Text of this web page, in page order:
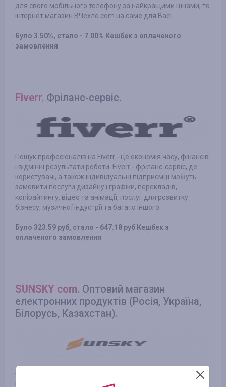
для свого мобільного телефону за найкращими цінами, то
інтернет магазин ВЧехле com ua саме для Вас!
Було 3.50%, стало - 7.00% Кешбек з оплаченого
замовлення
Fiverr. Фріланс-сервіс.
Пошук професіоналів на Fiverr - це економія часу, фінансів
і відмінні результати роботи. Fiverr - фріланс-сервіс, де
користувачі, а також індивідуальні підприємці можуть
замовити послуги дизайну і графіки, перекладів,
копірайтингу, відео та анімації, послуг для розвитку
бізнесу, музичної індустрії та багато іншого.
Було 323.59 руб, стало - 647.18 руб Кешбек з
оплаченого замовлення
SUNSKY com. Оптовий магазин
електронних продуктів (Росія, Україна,
Білорусь, Казахстан).
Shenzhen SUNSKY Technology Limited є дочірньою
компанією Oaken Technology Group Limited, яка управляє